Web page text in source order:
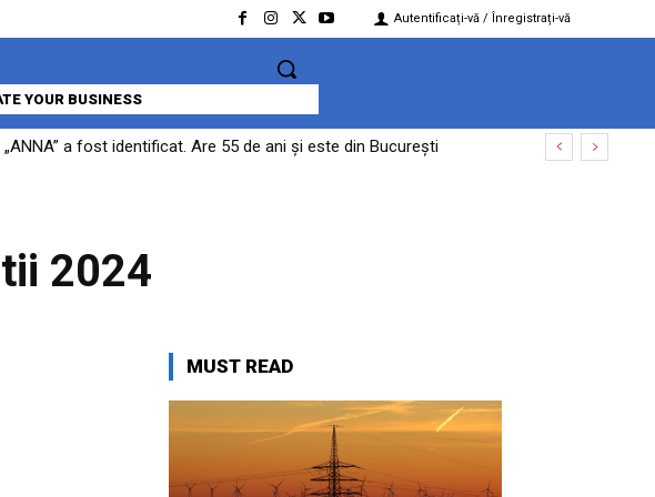
Autentificați-vă / Înregistrați-vă
YOUR BUSINESS
a fost identificat. Are 55 de ani și este din București
2024
MUST READ